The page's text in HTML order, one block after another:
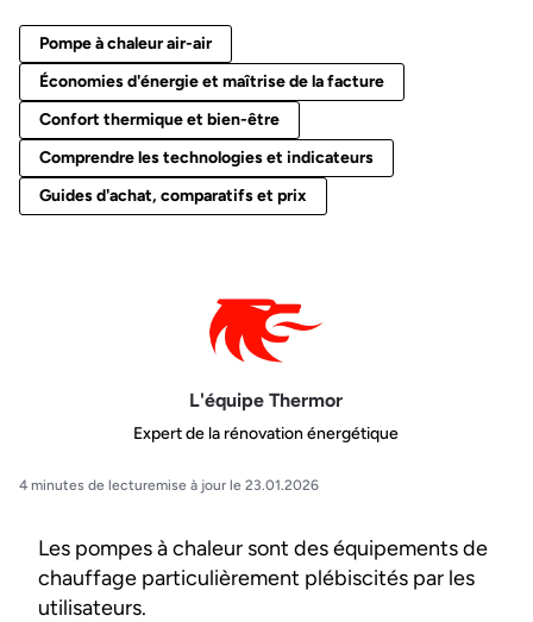
Pompe à chaleur air-air
Économies d'énergie et maîtrise de la facture
Confort thermique et bien-être
Comprendre les technologies et indicateurs
Guides d'achat, comparatifs et prix
L'équipe Thermor
Expert de la rénovation énergétique
4 minutes de lecturemise à jour le 23.01.2026
Les pompes à chaleur sont des équipements de
chauffage particulièrement plébiscités par les
utilisateurs.